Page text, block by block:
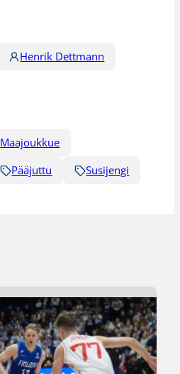
Henrik Dettmann
Maajoukkue
Pääjuttu Susijengi